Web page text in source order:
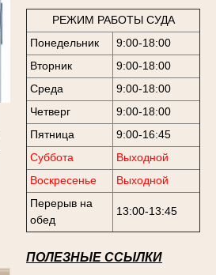
РЕЖИМ РАБОТЫ СУДА
Понедельник
9:00-18:00
Вторник
9:00-18:00
Среда
9:00-18:00
Четверг
9:00-18:00
Пятница
9:00-16:45
Суббота
Выходной
Воскресенье
Выходной
Перерыв на
обед
13:00-13:45
ПОЛЕЗНЫЕ ССЫЛКИ